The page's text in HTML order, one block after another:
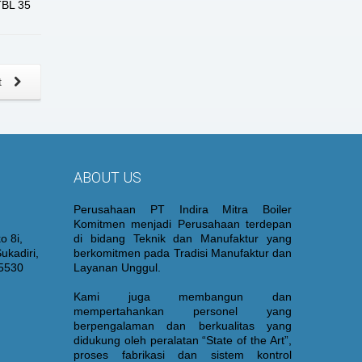
35
8i,
ABOUT US
Perusahaan PT Indira Mitra Boiler
Komitmen menjadi Perusahaan terdepan
di bidang Teknik dan Manufaktur yang
berkomitmen pada Tradisi Manufaktur dan
Layanan Unggul.
Kami juga membangun dan
mempertahankan personel yang
berpengalaman dan berkualitas yang
didukung oleh peralatan “State of the Art”,
proses fabrikasi dan sistem kontrol